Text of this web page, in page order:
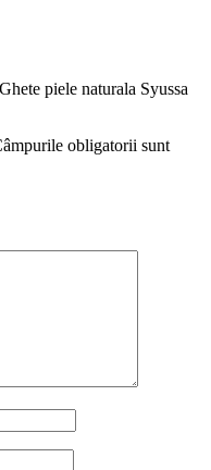
piele naturala Syussa
obligatorii sunt